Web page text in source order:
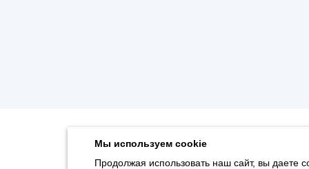
Мы используем cookie
Продолжая использовать наш сайт, вы даете